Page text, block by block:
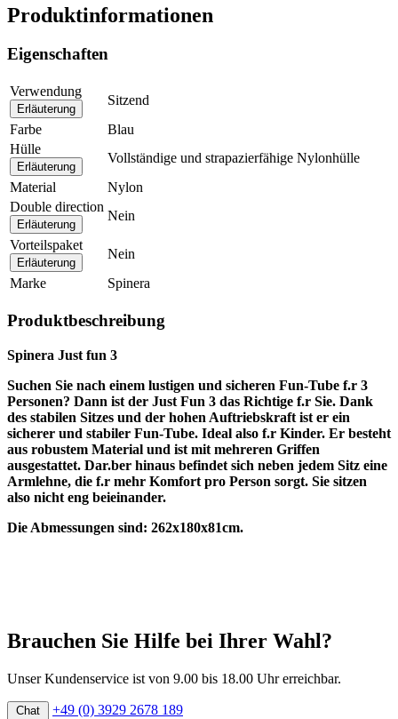
Produktinformationen
Eigenschaften
Verwendung
Erläuterung
Sitzend
Farbe
Blau
Hülle
Erläuterung
Vollständige und strapazierfähige Nylonhülle
Material
Nylon
Double direction
Erläuterung
Nein
Vorteilspaket
Erläuterung
Nein
Marke
Spinera
Produktbeschreibung
Spinera Just fun 3
Suchen Sie nach einem lustigen und sicheren Fun-Tube f.r 3
Personen? Dann ist der Just Fun 3 das Richtige f.r Sie. Dank
des stabilen Sitzes und der hohen Auftriebskraft ist er ein
sicherer und stabiler Fun-Tube. Ideal also f.r Kinder. Er besteht
aus robustem Material und ist mit mehreren Griffen
ausgestattet. Dar.ber hinaus befindet sich neben jedem Sitz eine
Armlehne, die f.r mehr Komfort pro Person sorgt. Sie sitzen
also nicht eng beieinander.
Die Abmessungen sind: 262x180x81cm.
Brauchen Sie Hilfe bei Ihrer Wahl?
Unser Kundenservice ist von 9.00 bis 18.00 Uhr erreichbar.
Chat +49 (0) 3929 2678 189